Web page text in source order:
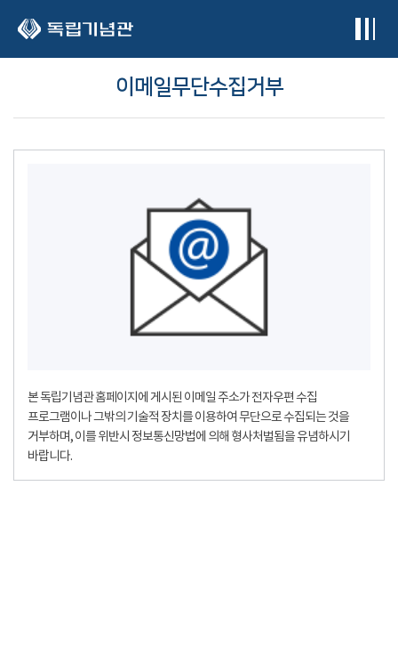
이메일무단수집거부
본 독립기념관 홈페이지에 게시된 이메일 주소가 전자우편 수집
프로그램이나 그밖의 기술적 장치를 이용하여 무단으로 수집되는 것을
거부하며, 이를 위반시 정보통신망법에 의해 형사처벌됨을 유념하시기
바랍니다.